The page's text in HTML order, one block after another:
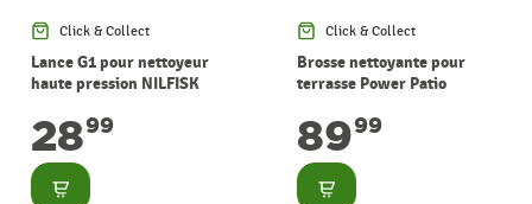
Click & Collect
Lance G1 pour nettoyeur
haute pression NILFISK
2899
Consulter
Click & Collect
Brosse nettoyante pour
terrasse Power Patio
8999
Consulter